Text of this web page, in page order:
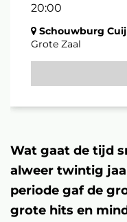
20:00
Schouwburg
Grote Zaal
Wat gaat de tijd
alweer twintig
periode gaf de
grote hits en